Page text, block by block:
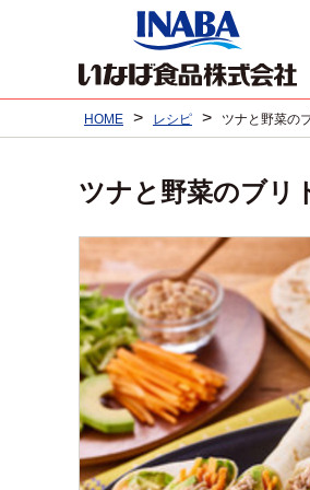
HOME > レシピ > ツナと野菜の
ツナと野菜のブリ